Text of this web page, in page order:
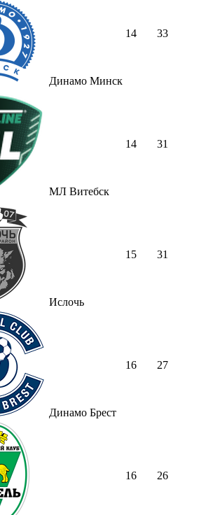
Динамо Минск
14 33
МЛ Витебск
14 31
Ислочь
15 31
Динамо Брест
16 27
16 26